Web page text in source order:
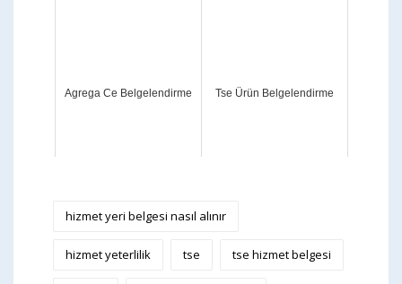
Agrega Ce Belgelendirme Tse Ürün Belgelendirme
hizmet yeri belgesi nasıl alınır
hizmet yeterlilik tse tse hizmet belgesi